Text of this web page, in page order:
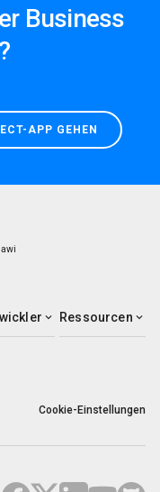
Business
APP GEHEN
Ressourcen
Cookie-Einstellungen